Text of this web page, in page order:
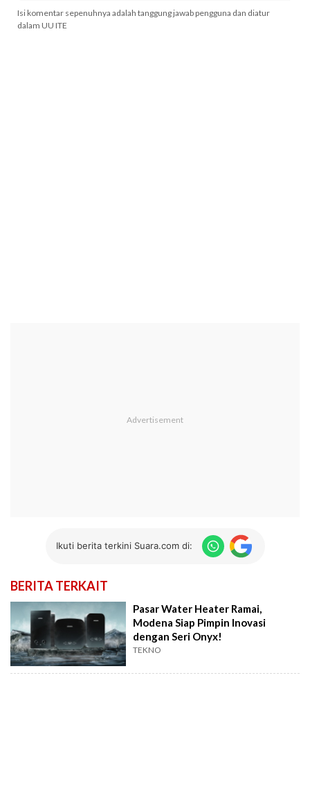
Isi komentar sepenuhnya adalah tanggung jawab pengguna dan diatur
dalam UU ITE
Ikuti berita terkini Suara.com di:
BERITA TERKAIT
Pasar Water Heater Ramai,
Modena Siap Pimpin Inovasi
dengan Seri Onyx!
TEKNO